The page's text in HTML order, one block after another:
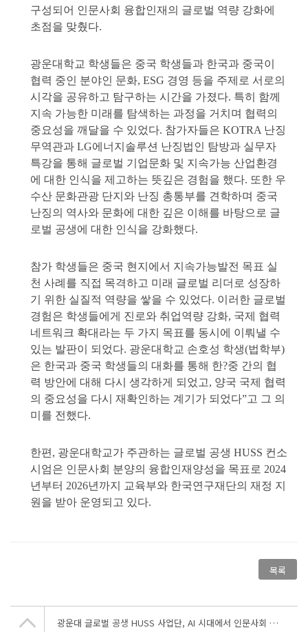
구성되어 인문사회 융합인재의 글로벌 역량 강화에
초점을 맞췄다.
광운대학교 학생들은 중국 학생들과 한국과 중국이
협력 중인 분야인 문화, ESG 경영 등을 주제로 서로의
시각을 공유하고 탐구하는 시간을 가졌다. 특히 함께
지속 가능한 미래를 탐색하는 과정을 거치며 협력의
중요성을 깨달을 수 있었다. 참가자들은 KOTRA 난징
무역관과 LG에너지솔루션 난징법인 탐방과 실무자
특강을 통해 글로벌 기업문화 및 지속가능 산업환경
에 대한 인식을 제고하는 뜻깊은 경험을 했다. 또한 우
수산 문화관광 단지와 난징 총통부를 견학하며 중국
난징의 역사와 문화에 대한 깊은 이해를 바탕으로 글
로벌 공생에 대한 인식을 강화했다.
참가 학생들은 중국 현지에서 지속가능발전 목표 실
천 사례를 직접 목격하고 미래 글로벌 리더로 성장하
기 위한 실질적 역량을 쌓을 수 있었다. 이러한 글로벌
경험은 학생들에게 진로와 취업역량 강화, 국제 협력
네트워크 확대라는 두 가지 목표를 동시에 이뤄낼 수
있는 발판이 되었다. 광운대학교 손호성 학생(법학부)
은 한국과 중국 학생들의 대화를 통해 한?중 간의 협
력 방안에 대해 다시 생각하게 되었고, 양국 국제 협력
의 중요성을 다시 재확인하는 계기가 되었다”고 그 의
미를 전했다.
한편, 광운대학교가 주관하는 글로벌 공생 HUSS 컨소
시엄은 인문사회 분양의 융합인재양성을 목표로 2024
년부터 2026년까지 교육부와 한국연구재단의 재정 지
원을 받아 운영되고 있다.
목록
광운대 글로벌 공생 HUSS 사업단, AI 시대에서 인문사회 융합의 길을 찾다… ‘HUSS 글로벌 공생 성과 포럼 2025’ 성료